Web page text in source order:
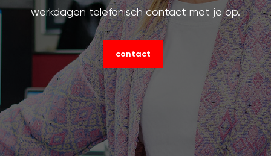
werkdagen telefonisch contact met je op.
contact